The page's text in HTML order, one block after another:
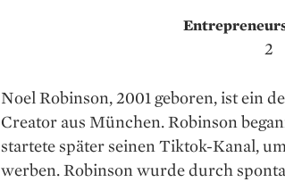
2
Noel Robinson, 2001 geboren, ist ein
Creator aus München. Robinson
startete später seinen Tiktok-Kanal,
werben. Robinson wurde durch